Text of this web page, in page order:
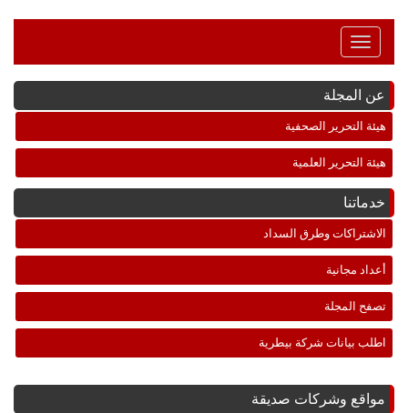
Toggle
Navigation
عن المجلة
هيئة التحرير الصحفية
هيئة التحرير العلمية
خدماتنا
الاشتراكات وطرق السداد
أعداد مجانية
تصفح المجلة
اطلب بيانات شركة بيطرية
مواقع وشركات صديقة